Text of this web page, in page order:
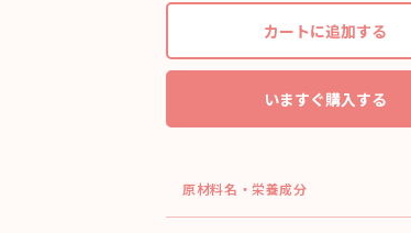
カートに追加する
いますぐ購入する
原材料名・栄養成分